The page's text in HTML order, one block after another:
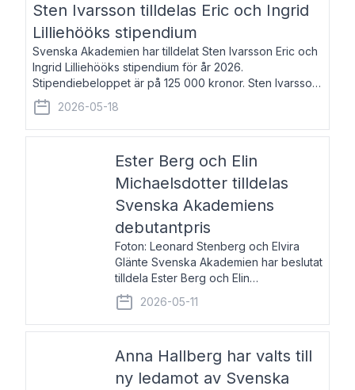
Sten Ivarsson tilldelas Eric och Ingrid
Lilliehööks stipendium
Svenska Akademien har tilldelat Sten Ivarsson Eric och
Ingrid Lilliehööks stipendium för år 2026.
Stipendiebeloppet är på 125 000 kronor. Sten Ivarsson,
född 1979, är mediateksamordnare vid
Söderslättsgymnasiet i Trelleborg. Här har han på
2026-05-18
Ester Berg och Elin
Michaelsdotter tilldelas
Svenska Akademiens
debutantpris
Foton: Leonard Stenberg och Elvira
Glänte Svenska Akademien har beslutat
tilldela Ester Berg och Elin
Michaelsdotter Svenska Akademiens
debutantpris för år 2026. Priset är
nyinstiftat och syftar till att lyfta fram
2026-05-11
Anna Hallberg har valts till
ny ledamot av Svenska